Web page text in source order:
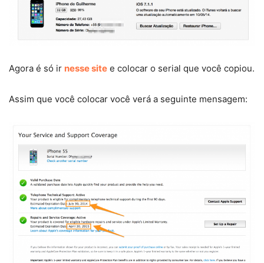
Agora é só ir nesse site e colocar o serial que você copiou.
Assim que você colocar você verá a seguinte mensagem: